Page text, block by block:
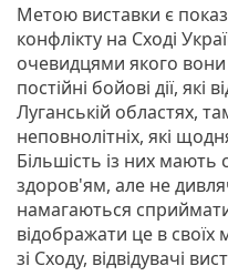
Метою виставки є
конфлікту на Сході
очевидцями якого
постійні бойові дії,
Луганській областях,
неповнолітніх, які
Більшість із них мають
здоров'ям, але не
намагаються
відображати це в своїх
зі Сходу, відвідувачі